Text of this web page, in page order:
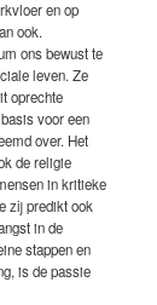
en op
ook.
ons bewust te
leven. Ze
oprechte
voor een
over. Het
de religie
in kritieke
zij predikt ook
in de
stappen en
is de passie